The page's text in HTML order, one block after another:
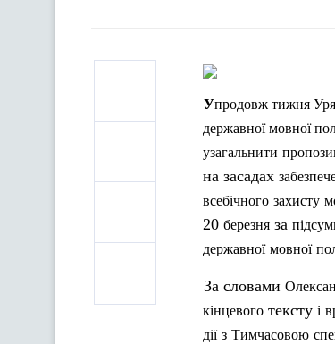
Упродовж тижня
державної мовної
узагальнити
на засадах
всебічного захисту
20 березня за
державної мовної
За словами
кінцевого тексту і
дії з Тимчасовою